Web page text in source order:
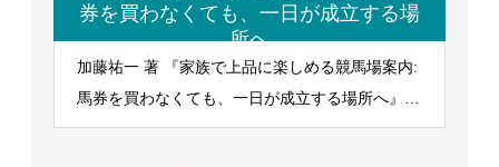
券を買わなくても、一日が成立する場
所へ
加藤祐一 著 『家族で上品に楽しめる競馬場案内:
馬券を買わなくても、一日が成立する場所へ』
2026/5/21発行